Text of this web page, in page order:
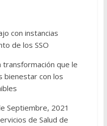
con instancias
de los SSO
transformación que le
bienestar con los
Septiembre, 2021
de Salud de